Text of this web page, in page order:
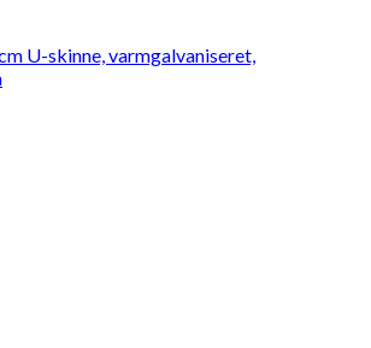
U-skinne, varmgalvaniseret,